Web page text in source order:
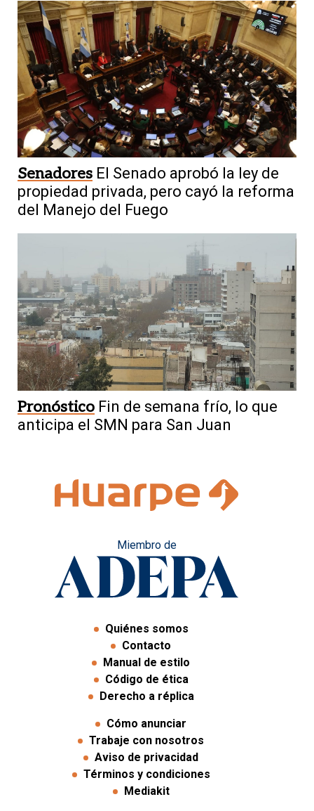
Senadores El Senado aprobó la ley de
propiedad privada, pero cayó la reforma
del Manejo del Fuego
Pronóstico Fin de semana frío, lo que
anticipa el SMN para San Juan
Miembro de
Quiénes somos
Contacto
Manual de estilo
Código de ética
Derecho a réplica
Cómo anunciar
Trabaje con nosotros
Aviso de privacidad
Términos y condiciones
Mediakit